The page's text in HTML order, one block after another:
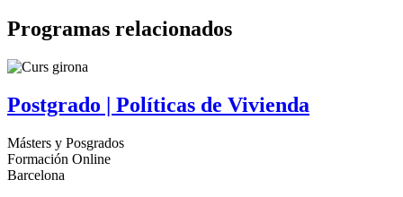
Programas relacionados
Postgrado | Políticas de Vivienda
Másters y Posgrados
Formación Online
Barcelona